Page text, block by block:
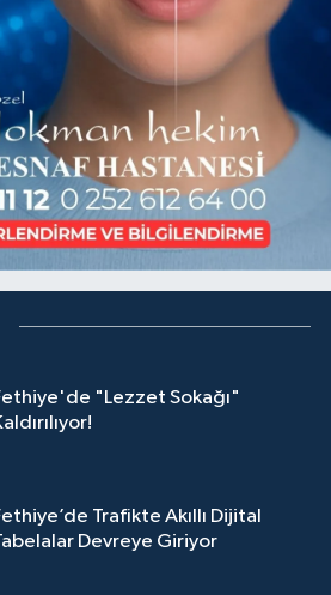
"Lezzet Sokağı"
Trafikte Akıllı Dijital
Devreye Giriyor